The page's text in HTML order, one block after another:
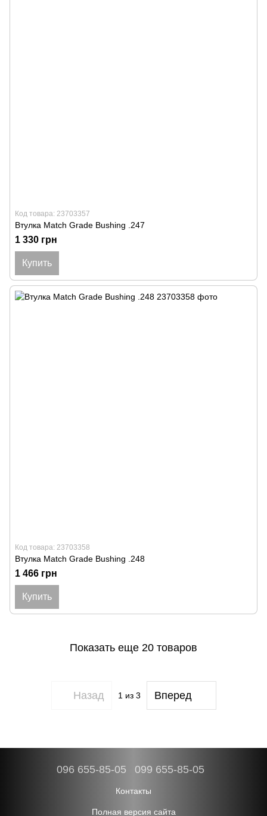
Код товара: 23703357
Втулка Match Grade Bushing .247
1 330 грн
Купить
Код товара: 23703358
Втулка Match Grade Bushing .248
1 466 грн
Купить
Показать еще 20 товаров
Назад 1 из 3 Вперед
096 655-85-05 099 655-85-05
Контакты
Полная версия сайта